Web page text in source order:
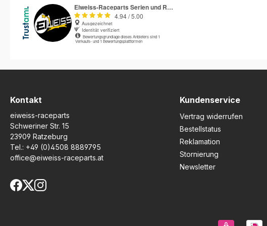
renommierten BSB-
Rennteams getestet, bietet
dieser Motorschutzdeckel
einen zuverlässigen Schutz
für die empfindlichsten
starkem Polypropylen
Stabilität, Haltbarkeit und ein
Finish. Ein austauschbarer
Schleifer sorgt dafür, dass
selbst bei längeren
Rutschphasen kein
Durchschleifen bis zum
Original-Motordeckel
kann der Schleifer einfach
ersetzt werden – das spart
Widerstandsfähigkeit und
Sturzsituationen schützt die
gewährleistet selbst unter
Sicherheit.Gefertigt aus 4 mm
Handarbeit, verbindet der
Protektor hohe Festigkeit,
Langlebigkeit und geringes
Gewicht mit einer schlanken
Form für maximale
austauschbare Schleifer
Kontakt
eiweiss-raceparts
Schweriner Str. 15
23909 Ratzeburg
Tel.: +49 (0)4508 8889795
office@eiweiss-raceparts.at
Kundenservice
Vertrag widerrufen
Bestellstatus
Reklamation
Stornierung
Newsletter